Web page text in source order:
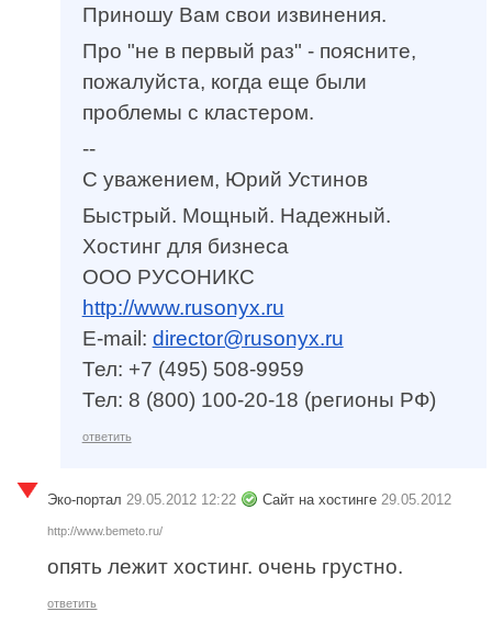
Приношу Вам свои извинения.
Про "не в первый раз" - поясните,
пожалуйста, когда еще были
проблемы с кластером.
--
С уважением, Юрий Устинов
Быстрый. Мощный. Надежный.
Хостинг для бизнеса
ООО РУСОНИКС
http://www.rusonyx.ru
E-mail: director@rusonyx.ru
Тел: +7 (495) 508-9959
Тел: 8 (800) 100-20-18 (регионы РФ)
ответить
Эко-портал 29.05.2012 12:22 Сайт на хостинге29.05.2012
http://www.bemeto.ru/
опять лежит хостинг. очень грустно.
ответить